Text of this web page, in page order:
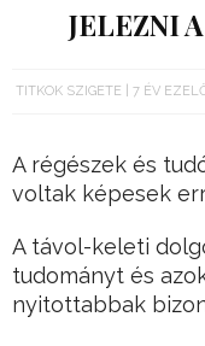
JELEZNI
TITKOK SZIGETE 7 ÉV
A régészek és
voltak képesek
A távol-keleti
tudományt és
nyitottabbak